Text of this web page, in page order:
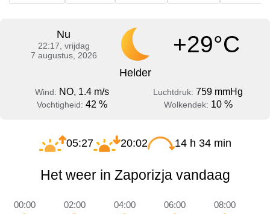
Nu
22:17, vrijdag
7 augustus, 2026
+29°C
Helder
Wind: NO, 1.4 m/s Luchtdruk: 759 mmHg
Vochtigheid: 42 % Wolkendek: 10 %
05:27 20:02 14 h 34 min
Het weer in Zaporizja vandaag
00:00 02:00 04:00 06:00 08:00